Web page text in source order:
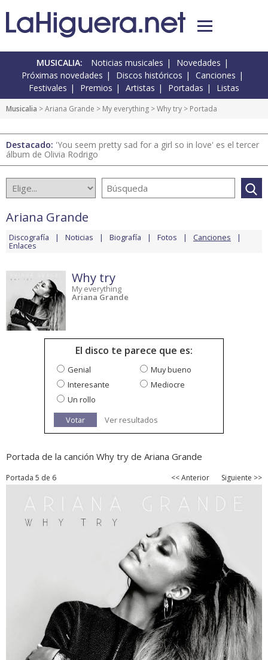
MUSICALIA: Noticias musicales
Novedades
Próximas novedades
Discos históricos
Canciones
Festivales
Premios Artistas Portadas Listas
Musicalia >Ariana Grande > My everything >Why try > Portada
Destacado: 'You seem pretty sad for a girl so in love' es el tercer
álbum de Olivia Rodrigo
Ariana Grande
Discografía Noticias Biografía Fotos Canciones
Enlaces
Why try
My everything
Ariana Grande
El disco te parece que es:
Genial
Muy bueno
Interesante
Mediocre
Un rollo
Votar
Ver resultados
Portada de la canción Why try de Ariana Grande
Portada 5 de 6 << Anterior Siguiente >>